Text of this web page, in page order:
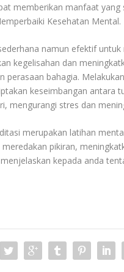
memberikan manfaat
Kesehatan Mental.
namun efektif
kegelisahan dan
bahagia.
keseimbangan antara
mengurangi stres dan
merupakan latihan
pikiran,
kepada anda